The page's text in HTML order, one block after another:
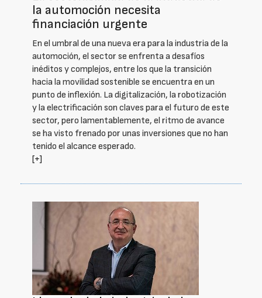
la automoción necesita
financiación urgente
En el umbral de una nueva era para la industria de la
automoción, el sector se enfrenta a desafíos
inéditos y complejos, entre los que la transición
hacia la movilidad sostenible se encuentra en un
punto de inflexión. La digitalización, la robotización
y la electrificación son claves para el futuro de este
sector, pero lamentablemente, el ritmo de avance
se ha visto frenado por unas inversiones que no han
tenido el alcance esperado.
[+]